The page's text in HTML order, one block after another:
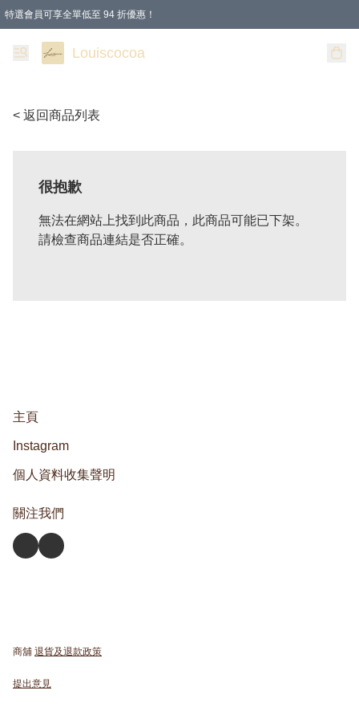
特選會員可享全單低至 94 折優惠！
購物滿 HKD 200.00即享免運費優惠！（適用於 本地送貨、本地取貨 )
Louiscocoa
< 返回商品列表
很抱歉
無法在網站上找到此商品，此商品可能已下架。
請檢查商品連結是否正確。
主頁
Instagram
個人資料收集聲明
關注我們
商舖 退貨及退款政策
提出意見